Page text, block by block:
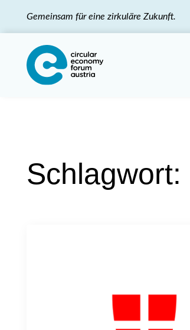
Gemeinsam für eine zirkuläre Zukunft.
Schlagwort: